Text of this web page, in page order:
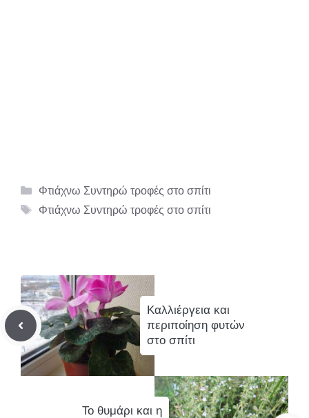
Κατηγορίες
Φτιάχνω Συντηρώ τροφές στο σπίτι
Ετικέτες
Φτιάχνω Συντηρώ τροφές στο σπίτι
Καλλιέργεια και
περιποίηση φυτών
στο σπίτι
Το θυμάρι και η